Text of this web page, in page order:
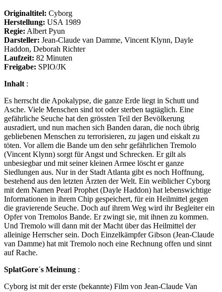
Originaltitel: Cyborg
Herstellung: USA 1989
Regie: Albert Pyun
Darsteller: Jean-Claude van Damme, Vincent Klynn, Dayle
Haddon, Deborah Richter
Laufzeit: 82 Minuten
Freigabe: SPIO/JK
Inhalt :
Es herrscht die Apokalypse, die ganze Erde liegt in Schutt und
Asche. Viele Menschen sind tot oder sterben tagtäglich. Eine
gefährliche Seuche hat den grössten Teil der Bevölkerung
ausradiert, und nun machen sich Banden daran, die noch übrig
gebliebenen Menschen zu terrorisieren, zu jagen und eiskalt zu
töten. Vor allem die Bande um den sehr gefährlichen Tremolo
(Vincent Klynn) sorgt für Angst und Schrecken. Er gilt als
unbesiegbar und mit seiner kleinen Armee löscht er ganze
Siedlungen aus. Nur in der Stadt Atlanta gibt es noch Hoffnung,
bestehend aus den letzten Ärzten der Welt. Ein weiblicher Cyborg
mit dem Namen Pearl Prophet (Dayle Haddon) hat lebenswichtige
Informationen in ihrem Chip gespeichert, für ein Heilmittel gegen
die gravierende Seuche. Doch auf ihrem Weg wird ihr Begleiter ein
Opfer von Tremolos Bande. Er zwingt sie, mit ihnen zu kommen.
Und Tremolo will dann mit der Macht über das Heilmittel der
alleinige Herrscher sein. Doch Einzelkämpfer Gibson (Jean-Claude
van Damme) hat mit Tremolo noch eine Rechnung offen und sinnt
auf Rache.
SplatGore´s Meinung :
Cyborg ist mit der erste (bekannte) Film von Jean-Claude Van